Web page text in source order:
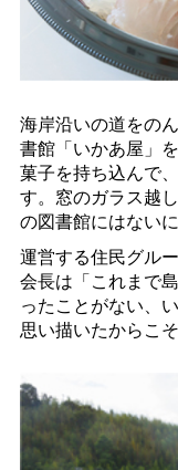
海岸沿いの道をの
書館「いかあ屋」
菓子を持ち込んで
す。窓のガラス越
の図書館にはない
運営する住民グル
会長は「これまで
ったことがない、
思い描いたからこ